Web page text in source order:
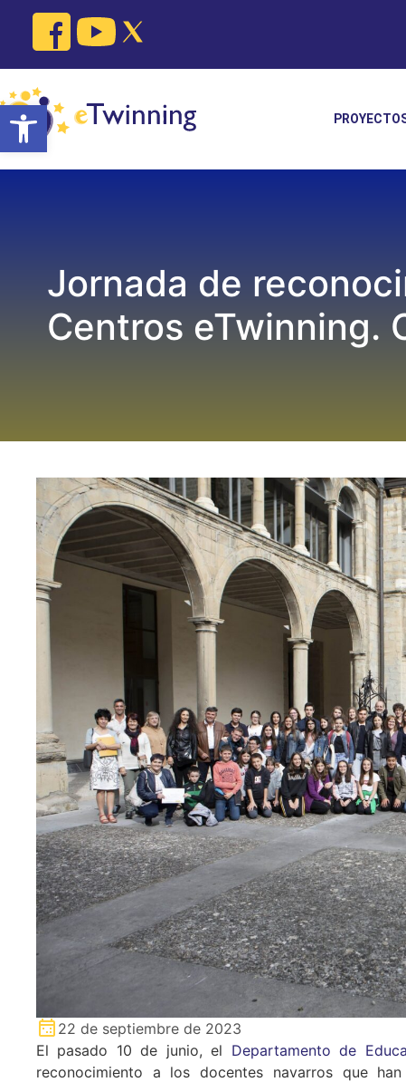
Open toolbar
content
Jornada de
Centros eTwinning.
22 de septiembre de 2023
El pasado 10 de junio, el Departamento de
reconocimiento a los docentes navarros que